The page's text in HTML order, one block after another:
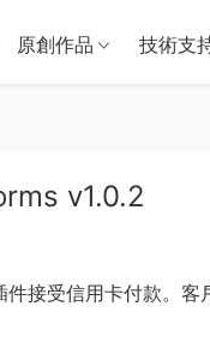
原創作品 技術支
v1.0.2
件接受信用卡付款。客